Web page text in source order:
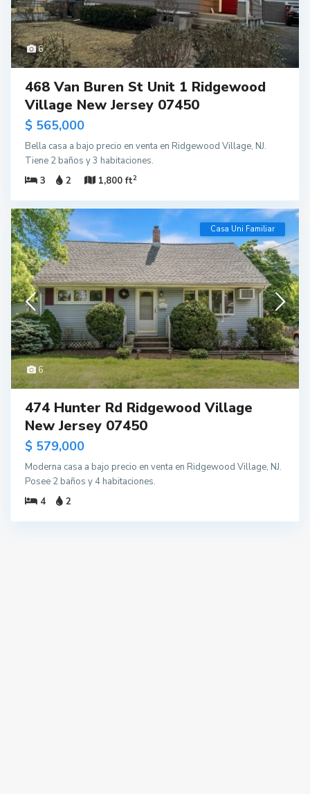
6
468 Van Buren St Unit 1 Ridgewood
Village New Jersey 07450
$ 565,000
Bella casa a bajo precio en venta en Ridgewood Village, NJ.
Tiene 2 baños y 3 habitaciones.
3
2 1,800 ft2
6
Casa Uni Familiar
474 Hunter Rd Ridgewood Village
New Jersey 07450
$ 579,000
Moderna casa a bajo precio en venta en Ridgewood Village, NJ.
Posee 2 baños y 4 habitaciones.
4
2